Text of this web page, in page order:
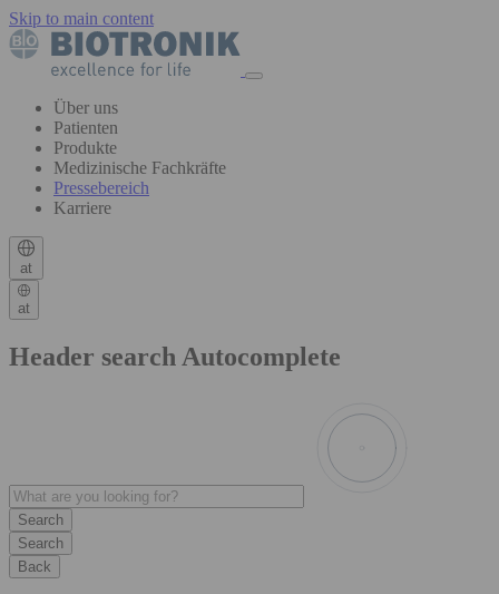
Skip to main content
Über uns
Patienten
Produkte
Medizinische Fachkräfte
Pressebereich
Karriere
at
at
Header search Autocomplete
Search
Back